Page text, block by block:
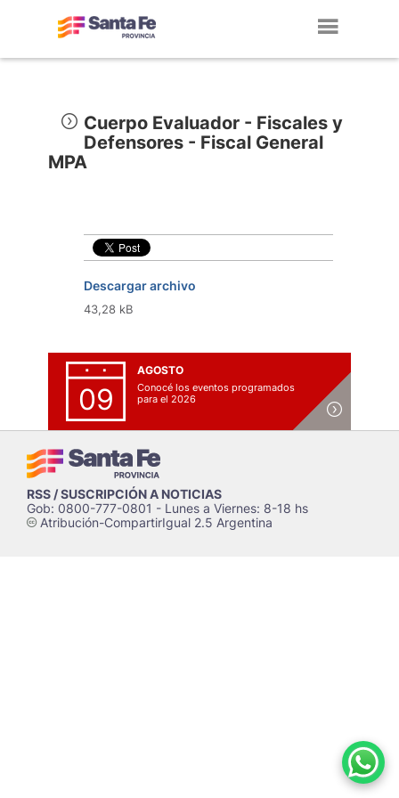
Cuerpo Evaluador - Fiscales y
Defensores - Fiscal General
MPA
Descargar archivo
43,28 kB
09
AGOSTO
Conocé los eventos programados
para el 2026
RSS / SUSCRIPCIÓN A NOTICIAS
Gob: 0800-777-0801 - Lunes a Viernes: 8-18 hs
cAtribución-CompartirIgual 2.5 Argentina